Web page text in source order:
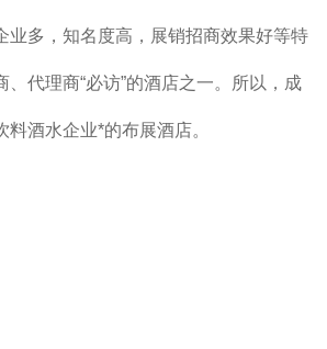
业多，知名度高，展销招商效果好等特
、代理商“必访”的酒店之一。所以，成
酒水企业*的布展酒店。